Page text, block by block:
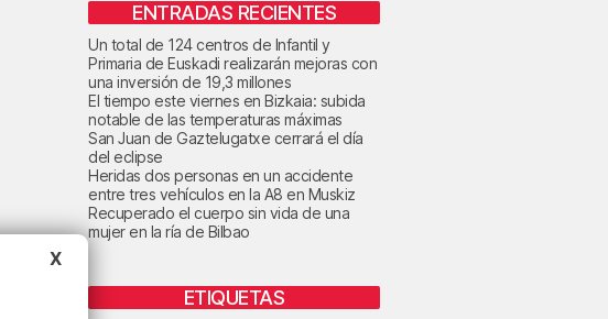
ENTRADAS RECIENTES
Un total de 124 centros de Infantil y
Primaria de Euskadi realizarán mejoras con
una inversión de 19,3 millones
El tiempo este viernes en Bizkaia: subida
notable de las temperaturas máximas
San Juan de Gaztelugatxe cerrará el día
del eclipse
Heridas dos personas en un accidente
entre tres vehículos en la A8 en Muskiz
Recuperado el cuerpo sin vida de una
mujer en la ría de Bilbao
ETIQUETAS
X